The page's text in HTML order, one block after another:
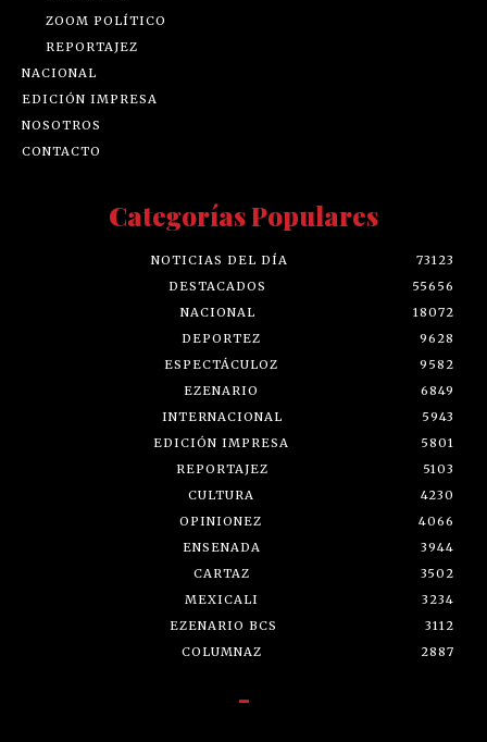
ZOOM POLÍTICO
REPORTAJEZ
NACIONAL
EDICIÓN IMPRESA
NOSOTROS
CONTACTO
Categorías Populares
NOTICIAS DEL DÍA
73123
DESTACADOS
55656
NACIONAL
18072
DEPORTEZ
9628
ESPECTÁCULOZ
9582
EZENARIO
6849
INTERNACIONAL
5943
EDICIÓN IMPRESA
5801
REPORTAJEZ
5103
CULTURA
4230
OPINIONEZ
4066
ENSENADA
3944
CARTAZ
3502
MEXICALI
3234
EZENARIO BCS
3112
COLUMNAZ
2887
-